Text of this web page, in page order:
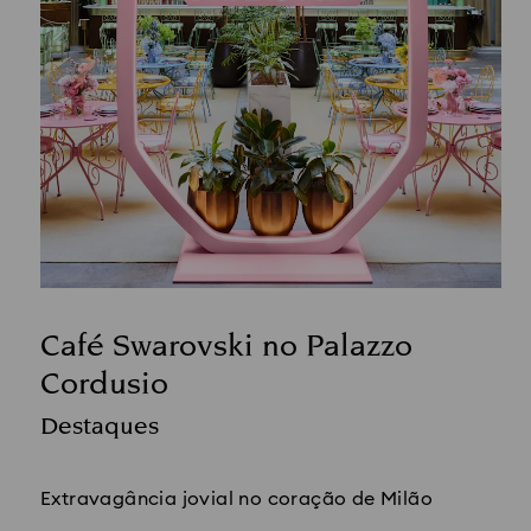
Café Swarovski no Palazzo
Cordusio
Title:
Destaques
Extravagância jovial no coração de Milão